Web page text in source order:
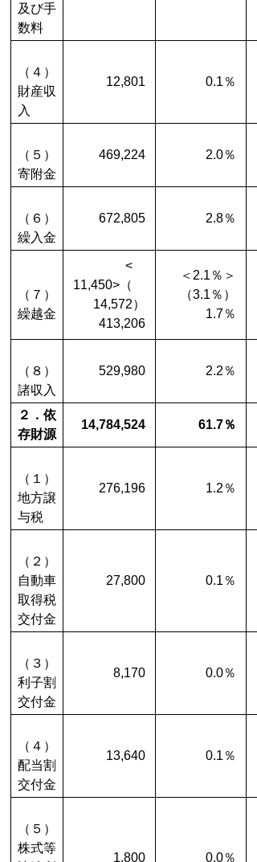
及び手
数料
（４）
財産収
入
12,801 0.1％
（５）
寄附金
469,224 2.0％
（６）
繰入金
672,805 2.8％
（７）
繰越金
<
11,450>（
14,572）
413,206
＜2.1％＞
（3.1％）
1.7％
（８）
諸収入
529,980 2.2％
２．依
存財源
14,784,524 61.7％
（１）
地方譲
与税
276,196 1.2％
（２）
自動車
取得税
交付金
27,800 0.1％
（３）
利子割
交付金
8,170 0.0％
（４）
配当割
交付金
13,640 0.1％
（５）
株式等
1,800 0.0％